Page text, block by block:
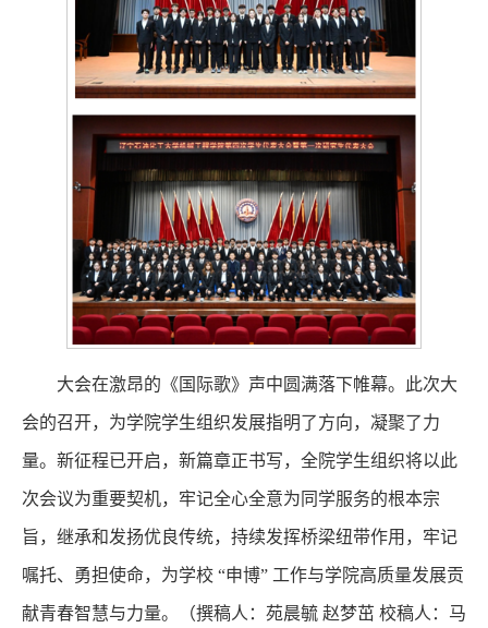
大会在激昂的《国际歌》声中圆满落下帷幕。此次大
会的召开，为学院学生组织发展指明了方向，凝聚了力
量。新征程已开启，新篇章正书写，全院学生组织将以此
次会议为重要契机，牢记全心全意为同学服务的根本宗
旨，继承和发扬优良传统，持续发挥桥梁纽带作用，牢记
嘱托、勇担使命，为学校 “申博” 工作与学院高质量发展贡
献青春智慧与力量。（撰稿人：苑晨毓 赵梦茁 校稿人：马